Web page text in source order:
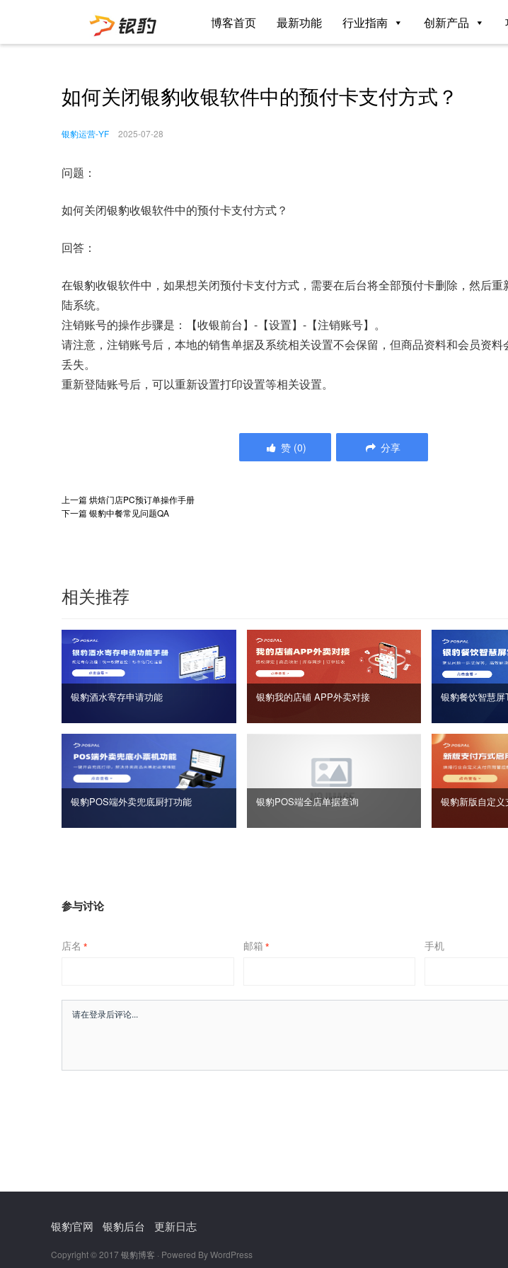
博客首页 最新功能 行业指南 创新产品
如何关闭银豹收银软件中的预付卡支付方式？
银豹运营-YF 2025-07-28
问题：
如何关闭银豹收银软件中的预付卡支付方式？
回答：
在银豹收银软件中，如果想关闭预付卡支付方式，需要在后台将全部预付卡删除，然后重
陆系统。
注销账号的操作步骤是：【收银前台】-【设置】-【注销账号】。
请注意，注销账号后，本地的销售单据及系统相关设置不会保留，但商品资料和会员资料
丢失。
重新登陆账号后，可以重新设置打印设置等相关设置。
赞 (0) 分享
上一篇烘焙门店PC预订单操作手册
下一篇银豹中餐常见问题QA
相关推荐
银豹酒水寄存申请功能 银豹我的店铺 APP外卖对接 银豹餐饮智慧
银豹POS端外卖兜底厨打功能 银豹POS端全店单据查询 银豹新版自定义
参与讨论
店名 * 邮箱 * 手机
银豹官网 银豹后台 更新日志
Copyright © 2017 银豹博客 · Powered By WordPress